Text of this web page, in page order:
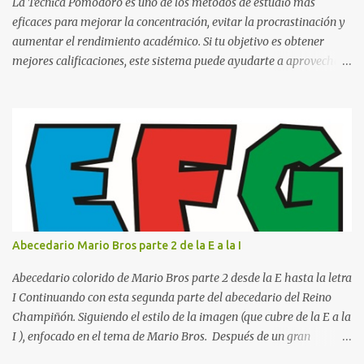
eficaces para mejorar la concentración, evitar la procrastinación y
aumentar el rendimiento académico. Si tu objetivo es obtener
mejores calificaciones, este sistema puede ayudarte a aprovechar
creado para mejorar la concentración y la productividad. Consiste
en dividir el estudio en bloques cortos de trabajo intenso,
separados por pequeños descansos que ayudan al cerebro a
recuperarse. A diferencia de estudiar durante horas seguidas, este
sistema aprovecha la capacidad natural del cerebro para
mantener la atención durante periodos limitados, lo que permite
aprender más en menos tiempo y recordar mejor la información.
Si alguna vez has sentido que pasas muchas horas frente a los
libros pero aprendes poco, la Técnica Pomodoro puede marcar u...
Abecedario Mario Bros parte 2 de la E a la I
Abecedario colorido de Mario Bros parte 2 desde la E hasta la letra
I Continuando con esta segunda parte del abecedario del Reino
Champiñón. Siguiendo el estilo de la imagen (que cubre de la E a la
I ), enfocado en el tema de Mario Bros. Después de un gran